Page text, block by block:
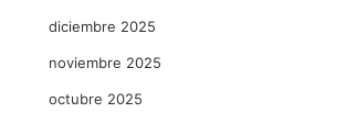
diciembre 2025
noviembre 2025
octubre 2025